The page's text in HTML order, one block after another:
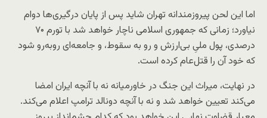
اما این لحن پیروزمندانه تهران شاید پس از پایان درگیری‌ها دوام
نیاورد؛ زمانی که جمهوری اسلامی ناچار خواهد شد با تورم ۷۰
درصدی، پول ملیِ بی‌ارزش و رو به سقوط، و جامعه‌ای روبه‌رو شود
که خود آن را قتل‌عام کرده است.
در نهایت، میراث این جنگ در خاورمیانه نه با آنچه ایران امضا
می‌کند تعیین خواهد شد و نه با آنچه دونالد ترامپ اعلام می‌کند.